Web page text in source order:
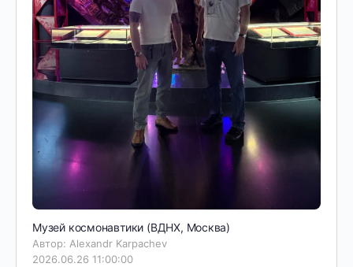
Музей космонавтики (ВДНХ, Москва)
Автор: Alexandr Karpachev
2026.06.26 11:00:00